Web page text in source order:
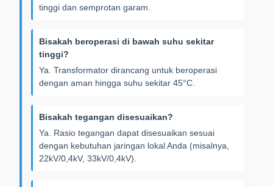
tinggi dan semprotan garam.
Bisakah beroperasi di bawah suhu sekitar
tinggi?
Ya. Transformator dirancang untuk beroperasi
dengan aman hingga suhu sekitar 45°C.
Bisakah tegangan disesuaikan?
Ya. Rasio tegangan dapat disesuaikan sesuai
dengan kebutuhan jaringan lokal Anda (misalnya,
22kV/0,4kV, 33kV/0,4kV).